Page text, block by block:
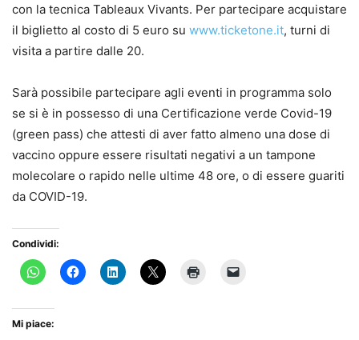
con la tecnica Tableaux Vivants. Per partecipare acquistare
il biglietto al costo di 5 euro su www.ticketone.it, turni di
visita a partire dalle 20.
Sarà possibile partecipare agli eventi in programma solo
se si è in possesso di una Certificazione verde Covid-19
(green pass) che attesti di aver fatto almeno una dose di
vaccino oppure essere risultati negativi a un tampone
molecolare o rapido nelle ultime 48 ore, o di essere guariti
da COVID-19.
Condividi:
Mi piace: